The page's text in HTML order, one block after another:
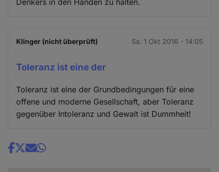
Denkers in den Händen zu halten.
Klinger (nicht überprüft) Sa. 1 Okt 2016 - 14:05
Toleranz ist eine der
Toleranz ist eine der Grundbedingungen für eine
offene und moderne Gesellschaft, aber Toleranz
gegenüber Intoleranz und Gewalt ist Dummheit!
Share